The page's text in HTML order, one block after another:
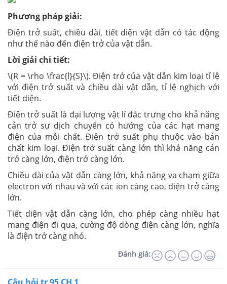
Phương pháp giải:
Điện trở suất, chiều dài, tiết diện vật dẫn có tác động
như thế nào đến điện trở của vật dẫn.
Lời giải chi tiết:
\(R = \rho \frac{l}{S}\). Điện trở của vật dẫn kim loại tỉ lệ
với điện trở suất và chiều dài vật dẫn, tỉ lệ nghịch với
tiết diện.
Điện trở suất là đại lượng vật lí đặc trưng cho khả năng
cản trở sự dịch chuyển có hướng của các hạt mang
điện của mỗi chất. Điện trở suất phụ thuộc vào bản
chất kim loại. Điện trở suất càng lớn thì khả năng cản
trở càng lớn, điện trở càng lớn.
Chiều dài của vật dẫn càng lớn, khả năng va chạm giữa
electron với nhau và với các ion càng cao, điện trở càng
lớn.
Tiết diện vật dẫn càng lớn, cho phép càng nhiều hạt
mang điện đi qua, cường độ dòng điện càng lớn, nghĩa
là điện trở càng nhỏ.
Đánh giá: